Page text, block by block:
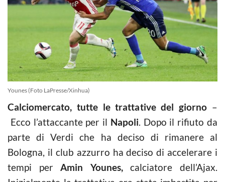
Younes (Foto LaPresse/Xinhua)
Calciomercato, tutte le trattative del giorno –
Ecco l’attaccante per il Napoli. Dopo il rifiuto da
parte di Verdi che ha deciso di rimanere al
Bologna, il club azzurro ha deciso di accelerare i
tempi perAmin Younes,calciatore dell’Ajax.